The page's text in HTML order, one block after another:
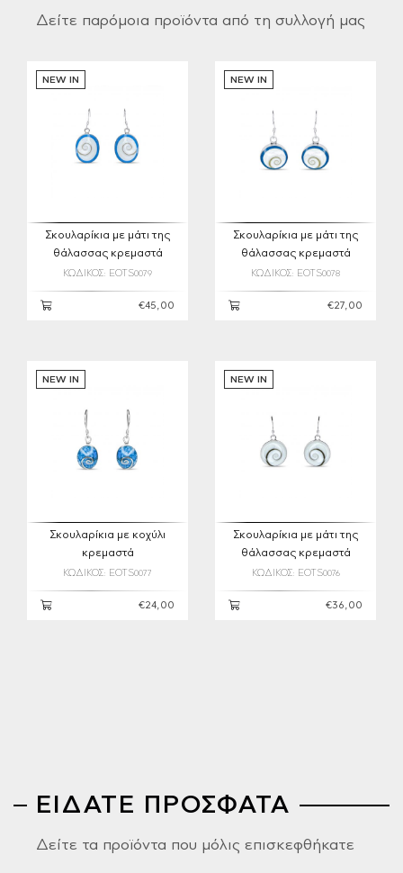
Δείτε παρόμοια προϊόντα από τη συλλογή μας
NEW IN
Σκουλαρίκια με μάτι της
θάλασσας κρεμαστά
ΚΩΔΙΚΟΣ: EOTS0079
€45,00
NEW IN
Σκουλαρίκια με μάτι της
θάλασσας κρεμαστά
ΚΩΔΙΚΟΣ: EOTS0078
€27,00
NEW IN
Σκουλαρίκια με κοχύλι
κρεμαστά
ΚΩΔΙΚΟΣ: EOTS0077
€24,00
NEW IN
Σκουλαρίκια με μάτι της
θάλασσας κρεμαστά
ΚΩΔΙΚΟΣ: EOTS0076
€36,00
ΕΙΔΑΤΕ ΠΡΟΣΦΑΤΑ
Δείτε τα προϊόντα που μόλις επισκεφθήκατε